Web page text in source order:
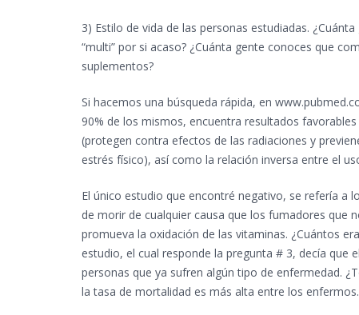
3) Estilo de vida de las personas estudiadas.
“multi” por si acaso? ¿Cuánta gente conoces que
suplementos?
Si hacemos una búsqueda rápida, en
90% de los mismos, encuentra resultados
(protegen contra efectos de las radiaciones y
estrés físico), así como la relación inversa entre el
El único estudio que encontré negativo, se refería a
de morir de cualquier causa que los fumadores que
promueva la oxidación de las vitaminas. ¿Cuántos
estudio, el cual responde la pregunta # 3, decía
personas que ya sufren algún tipo de enfermedad.
la tasa de mortalidad es más alta entre los enfermos.